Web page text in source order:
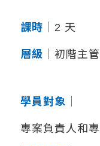
課時｜ 2 天
層級｜ 初階主管
學員對象｜
專案負責人和